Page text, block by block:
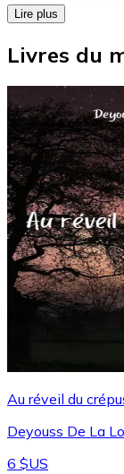
Lire plus
Livres du
Au réveil du
Deyouss De La
6 $US